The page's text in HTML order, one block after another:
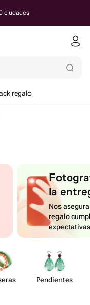
ciudades
regalo
la
Nos
regalo
Pend​ientes